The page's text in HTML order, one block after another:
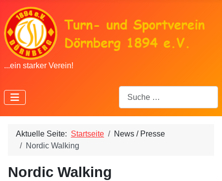
...ein starker Verein!
Aktuelle Seite: Startseite
News / Presse
Nordic Walking
Nordic Walking